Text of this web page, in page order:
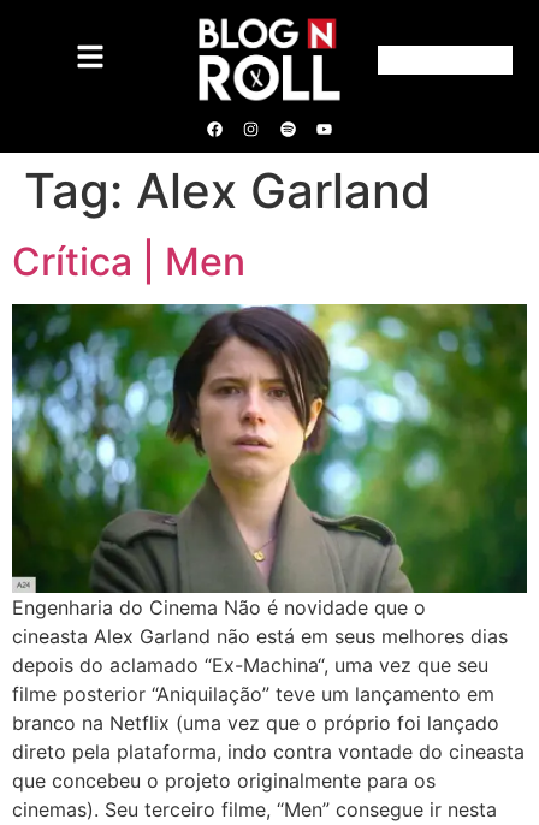
Tag: Alex Garland
Crítica | Men
Engenharia do Cinema Não é novidade que o
cineasta Alex Garland não está em seus melhores dias
depois do aclamado “Ex-Machina“, uma vez que seu
filme posterior “Aniquilação” teve um lançamento em
branco na Netflix (uma vez que o próprio foi lançado
direto pela plataforma, indo contra vontade do cineasta
que concebeu o projeto originalmente para os
cinemas). Seu terceiro filme, “Men” consegue ir nesta